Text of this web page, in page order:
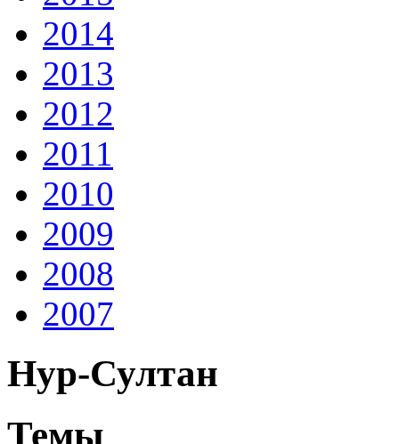
2014
2013
2012
2011
2010
2009
2008
2007
Нур-Султан
Темы